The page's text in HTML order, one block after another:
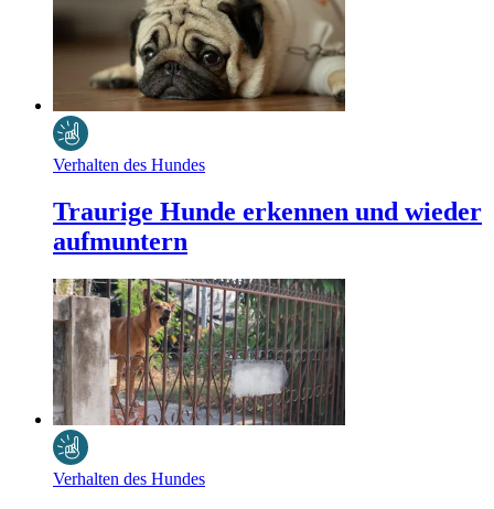
Verhalten des Hundes
Traurige Hunde erkennen und wieder
aufmuntern
Verhalten des Hundes